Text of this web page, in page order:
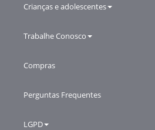
Crianças e adolescentes
Trabalhe Conosco
Compras
Perguntas Frequentes
LGPD